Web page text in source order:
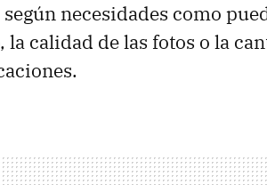
necesidades como
calidad de las fotos o la